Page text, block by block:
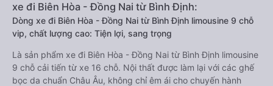
xe đi Biên Hòa - Đồng Nai từ Bình Định:
Dòng xe đi Biên Hòa - Đồng Nai từ Bình Định limousine 9 chỗ
vip, chất lượng cao: Tiện lợi, sang trọng
Là sản phẩm xe đi Biên Hòa - Đồng Nai từ Bình Định limousine
9 chỗ cải tiến từ xe 16 chỗ. Nội thất được làm lại với các ghế
bọc da chuẩn Châu Âu, không chỉ êm ái cho chuyến hành